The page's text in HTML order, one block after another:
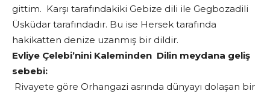
gittim. Karşı tarafındakiki Gebize dili ile Gegbozadili
Üsküdar tarafındadır. Bu ise Hersek tarafında
hakikatten denize uzanmış bir dildir.
Evliye Çelebi’nini Kaleminden Dilin meydana geliş
sebebi:
Rivayete göre Orhangazi asrında dünyayı dolaşan bir